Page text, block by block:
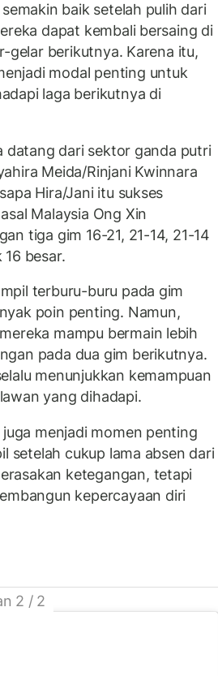
baik setelah pulih dari
dapat kembali bersaing di
gelar berikutnya. Karena itu,
modal penting untuk
laga berikutnya di
datang dari sektor ganda putri
Meida/Rinjani Kwinnara
Hira/Jani itu sukses
Malaysia Ong Xin
tiga gim 16-21, 21-14, 21-14
besar.
terburu-buru pada gim
poin penting. Namun,
mampu bermain lebih
pada dua gim berikutnya.
menunjukkan kemampuan
yang dihadapi.
menjadi momen penting
setelah cukup lama absen dari
ketegangan, tetapi
kepercayaan diri
2 / 2